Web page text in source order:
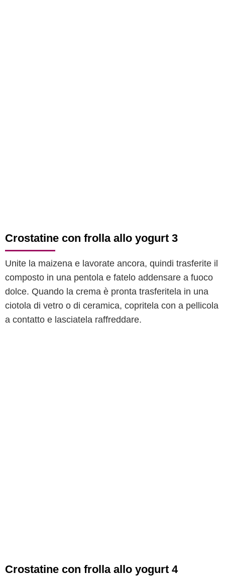
Crostatine con frolla allo yogurt 3
Unite la maizena e lavorate ancora, quindi trasferite il
composto in una pentola e fatelo addensare a fuoco
dolce. Quando la crema è pronta trasferitela in una
ciotola di vetro o di ceramica, copritela con a pellicola
a contatto e lasciatela raffreddare.
Crostatine con frolla allo yogurt 4